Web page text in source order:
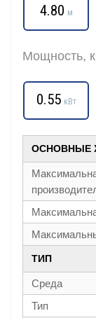
4.80 м
Мощность,
0.55 кВт
ОСНОВНЫЕ
ТИП
Среда
Тип